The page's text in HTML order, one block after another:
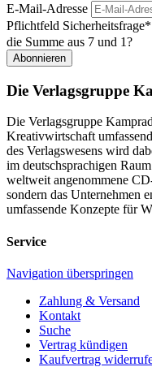
E-Mail-Adresse
Pflichtfeld Sicherheitsfrage*
die Summe aus 7 und 1?
Abonnieren
Die Verlagsgruppe
Die Verlagsgruppe
Kreativwirtschaft
des Verlagswesens wird
im deutschsprachigen
weltweit angenommene
sondern das Unternehmen
umfassende Konzepte für
Service
Navigation überspringen
Zahlung & Versand
Kontakt
Suche
Vertrag kündigen
Kaufvertrag